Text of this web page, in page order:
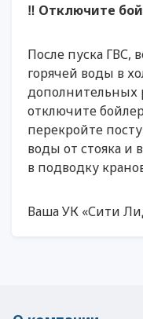
‼️ Отключите
После пуска ГВС,
горячей воды в
дополнительных
отключите
перекройте
воды от стояка и
в подводку
Ваша УК «Сити